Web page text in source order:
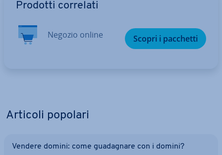
Prodotti correlati
Negozio online Scopri i pacchetti
Articoli popolari
Vendere domini: come gua­da­gna­re con i domini?